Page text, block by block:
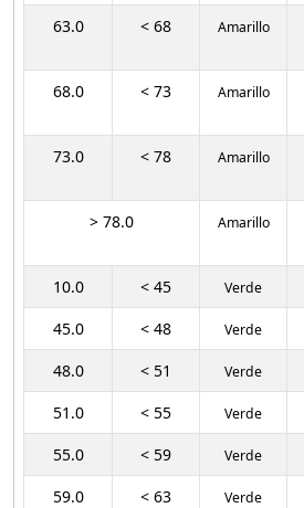
63.0 < 68 Amarillo
68.0 < 73 Amarillo
73.0 < 78 Amarillo
> 78.0 Amarillo
10.0 < 45 Verde
45.0
< 48 Verde
48.0
< 51 Verde
51.0
< 55 Verde
55.0
< 59 Verde
59.0
< 63 Verde